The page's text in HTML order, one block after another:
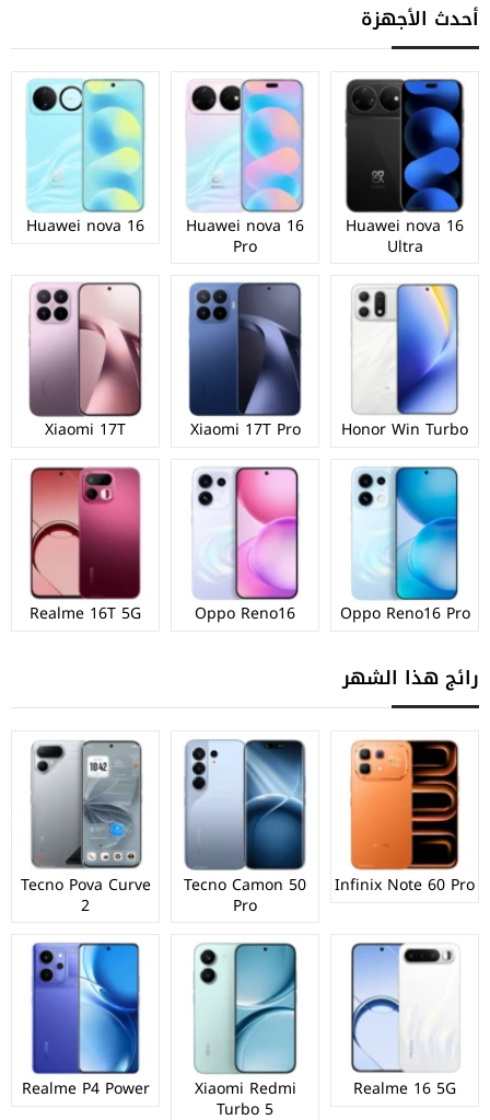
أحدث الأجهزة
Huawei nova 16
Ultra
Huawei nova 16
Pro
Huawei nova 16
Honor Win Turbo
Xiaomi 17T Pro
Xiaomi 17T
Oppo Reno16 Pro
Oppo Reno16
Realme 16T 5G
رائج هذا الشهر
Infinix Note 60 Pro
Tecno Camon 50
Pro
Tecno Pova Curve
2
Realme 16 5G
Xiaomi Redmi
Turbo 5
Realme P4 Power